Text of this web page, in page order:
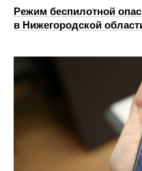
Режим беспилотной
в Нижегородской